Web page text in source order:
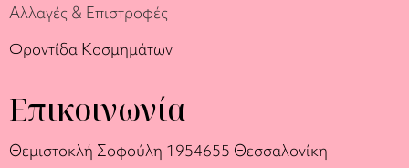
Αλλαγές & Επιστροφές
Φροντίδα Κοσμημάτων
Επικοινωνία
Θεμιστοκλή Σοφούλη 1954655 Θεσσαλονίκη